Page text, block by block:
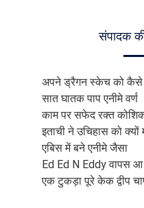
संपादक
अपने ड्रैगन स्केच को कैसे
सात घातक पाप एनीमे वर्ण
काम पर सफेद रक्त
इताची ने उचिहास को क्यों
एबिस में बने एनीमे जैसा
Ed Ed N Eddy वापस आ
एक टुकड़ा पूरे केक द्वीप